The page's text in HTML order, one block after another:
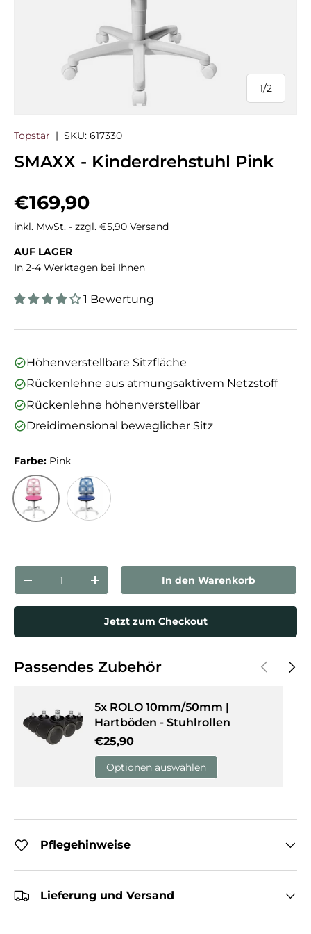
1/
von
2
Topstar | SKU: 617330
SMAXX - Kinderdrehstuhl Pink
Normaler Preis
€169,90
inkl. MwSt. - zzgl. €5,90 Versand
AUF LAGER
In 2-4 Werktagen bei Ihnen
1 Bewertung
Höhenverstellbare Sitzfläche
Rückenlehne aus atmungsaktivem Netzstoff
Rückenlehne höhenverstellbar
Dreidimensional beweglicher Sitz
Farbe: Pink
Pink
Anzahl
Menge verringernMenge erhöhenIn den Warenkorb
Jetzt zum Checkout
Passendes Zubehör Vorherige
5x ROLO 10mm/50mm |
Hartböden - Stuhlrollen
Normaler Preis
€25,90
Optionen auswählen
Pflegehinweise
Lieferung und Versand